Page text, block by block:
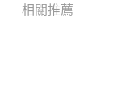
相關推薦